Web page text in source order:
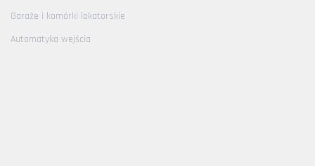
Garaże i komórki lokatorskie
Automatyka wejścia